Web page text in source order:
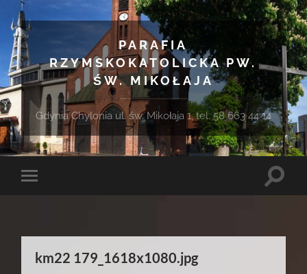
PARAFIA
RZYMSKOKATOLICKA PW.
ŚW. MIKOŁAJA
Gdynia Chylonia ul. św. Mikołaja 1, tel. 58 663 44 14
Toggle
Toggle
km22 179_1618x1080.jpg